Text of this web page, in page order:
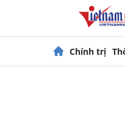
Chính trị